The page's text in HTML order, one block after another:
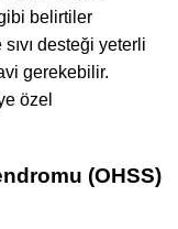
gibi belirtiler
desteği yeterli
gerekebilir.
özel
(OHSS)